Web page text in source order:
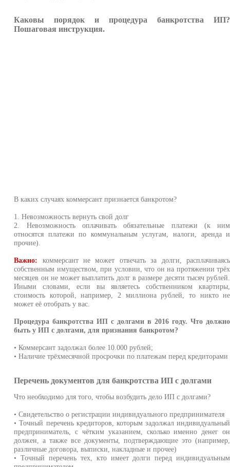
Каковы порядок и процедура банкротства ИП?
Пошаговая инструкция.
В каких случаях коммерсант признается банкротом?
1. Невозможность вернуть свой долг
2. Невозможность оплачивать обязательные платежи (к ним
относятся платежи по коммунальным услугам, налоги, аренда и
прочие).
Важно: коммерсант не может отвечать за долги, расплачиваясь
собственным имуществом, при условии, что он на протяжении трёх
месяцев он не может выплатить долг в размере десяти тысяч рублей.
Иными словами, если вы являетесь собственником квартиры,
стоимость которой, например, 2 миллиона рублей, то никто не
может её отобрать у вас.
Процедура банкротства ИП с долгами в 2016 году. Что должно
быть у ИП с долгами, для признания банкротом?
• Коммерсант задолжал более 10.000 рублей;
• Наличие трёхмесячной просрочки по платежам перед кредиторами
Перечень документов для банкротства ИП с долгами
Что необходимо для того, чтобы возбудить дело ИП с долгами?
• Свидетельство о регистрации индивидуального предпринимателя
• Точный перечень кредиторов, которым задолжал индивидуальный
предприниматель, с чётким указанием, сколько именно денег он
должен, а также все документы, подтверждающие это (например,
различные договора, выписки, накладные и прочее)
• Точный перечень тех, кто имеет долги перед индивидуальным